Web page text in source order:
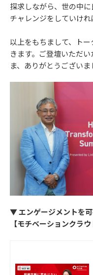
探求しながら、世の中
チャレンジをしていけれ
以上をもちまして、ト
きます。ご登壇いただ
ま、ありがとうございま
▼ エンゲージメントを
【モチベーションクラ